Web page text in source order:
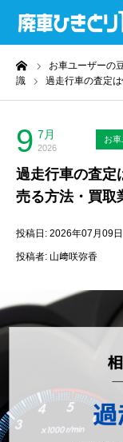
お車ユーザーの
識
過走行車の査定
9 7月
2026
お
過走行車の査定
売る方法・買取
投稿日: 2026年07月09日
投稿者: 山﨑咲弥香
廃車ひきとり
還付金計算ツー
廃車無料査定